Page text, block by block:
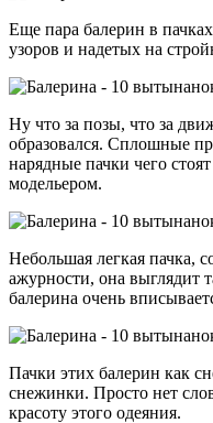
Еще пара балерин в
узоров и надетых на
Ну что за позы, что за
образовался. Сплошные
нарядные пачки чего
модельером.
Небольшая легкая пачка,
ажурности, она выглядит
балерина очень
Пачки этих балерин как
снежинки. Просто нет
красоту этого одеяния.